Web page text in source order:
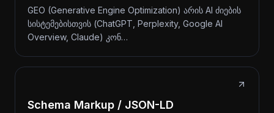
GEO (Generative Engine Optimization) არის AI ძიების
სისტემებისთვის (ChatGPT, Perplexity, Google AI
Overview, Claude) კონ…
Schema Markup / JSON-LD